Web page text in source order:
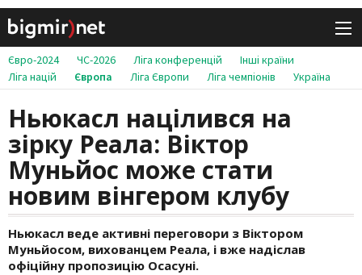
Євро-2024 ЧС-2026 Ліга конференцій
Інші країни
Ліга націй
Європа Ліга Європи Ліга чемпіонів Україна
Ньюкасл націлився на
зірку Реала: Віктор
Муньйос може стати
новим вінгером клубу
Ньюкасл веде активні переговори з Віктором
Муньйосом, вихованцем Реала, і вже надіслав
офіційну пропозицію Осасуні.